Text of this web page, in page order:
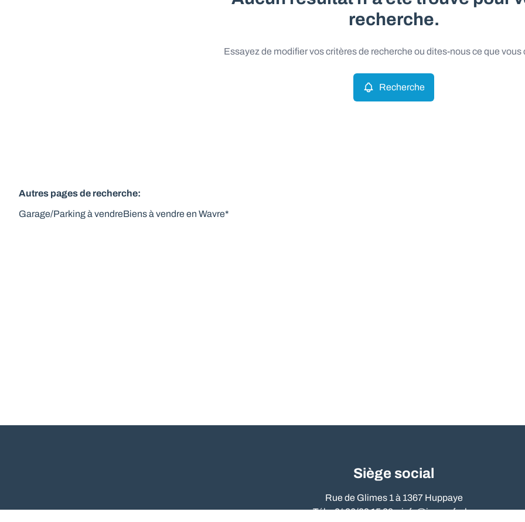
recherche.
Essayez de modifier vos critères de recherche ou dites-nous ce que vous
Recherche
Autres pages de recherche:
Garage/Parking à vendreBiens à vendre en Wavre*
Siège social
Rue de Glimes 1 à 1367 Huppaye
Tél. : 0486/09 15 89 –info@immo-far.be